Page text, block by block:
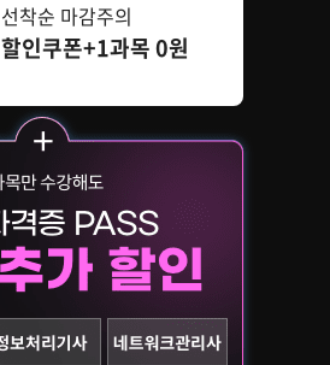
선착순 마감주의
할인쿠폰+1과목 0원